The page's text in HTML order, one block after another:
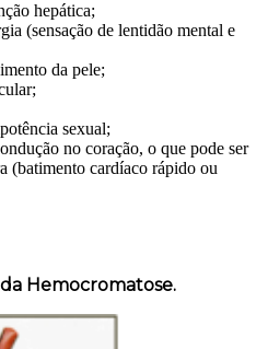
hepática;
(sensação de lentidão mental e
da pele;
sexual;
no coração, o que pode ser
(batimento cardíaco rápido ou
Hemocromatose.